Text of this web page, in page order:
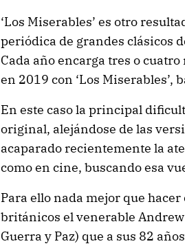
‘Los Miserables’ es otro
periódica de grandes clásicos
Cada año encarga tres o
en 2019 con ‘Los Miserables’,
En este caso la principal
original, alejándose de las
acaparado recientemente la
como en cine, buscando esa
Para ello nada mejor que
británicos el venerable
Guerra y Paz) que a sus 82